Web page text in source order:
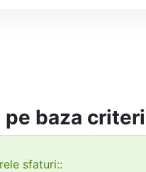
baza
sfaturi::